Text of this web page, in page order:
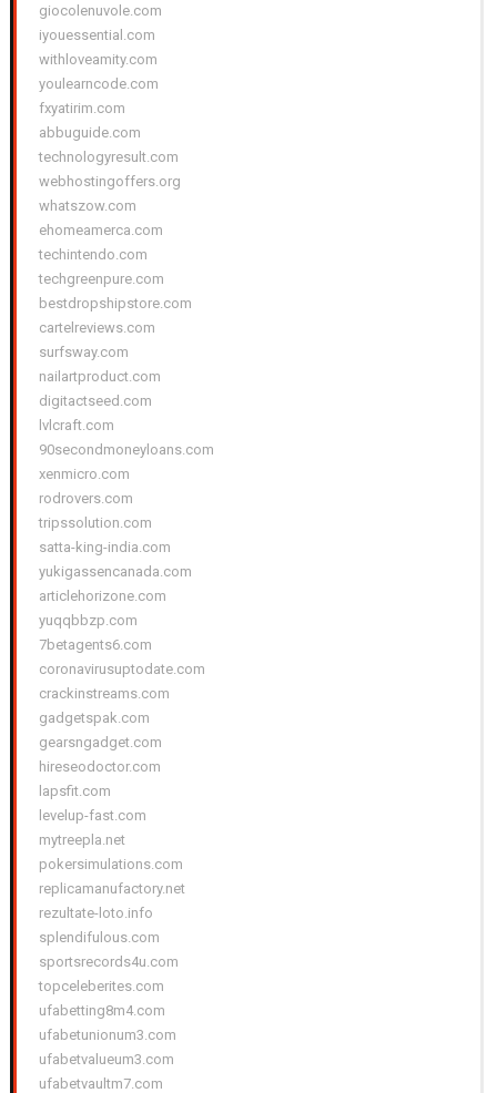
giocolenuvole.com
iyouessential.com
withloveamity.com
youlearncode.com
fxyatirim.com
abbuguide.com
technologyresult.com
webhostingoffers.org
whatszow.com
ehomeamerca.com
techintendo.com
techgreenpure.com
bestdropshipstore.com
cartelreviews.com
surfsway.com
nailartproduct.com
digitactseed.com
lvlcraft.com
90secondmoneyloans.com
xenmicro.com
rodrovers.com
tripssolution.com
satta-king-india.com
yukigassencanada.com
articlehorizone.com
yuqqbbzp.com
7betagents6.com
coronavirusuptodate.com
crackinstreams.com
gadgetspak.com
gearsngadget.com
hireseodoctor.com
lapsfit.com
levelup-fast.com
mytreepla.net
pokersimulations.com
replicamanufactory.net
rezultate-loto.info
splendifulous.com
sportsrecords4u.com
topceleberites.com
ufabetting8m4.com
ufabetunionum3.com
ufabetvalueum3.com
ufabetvaultm7.com